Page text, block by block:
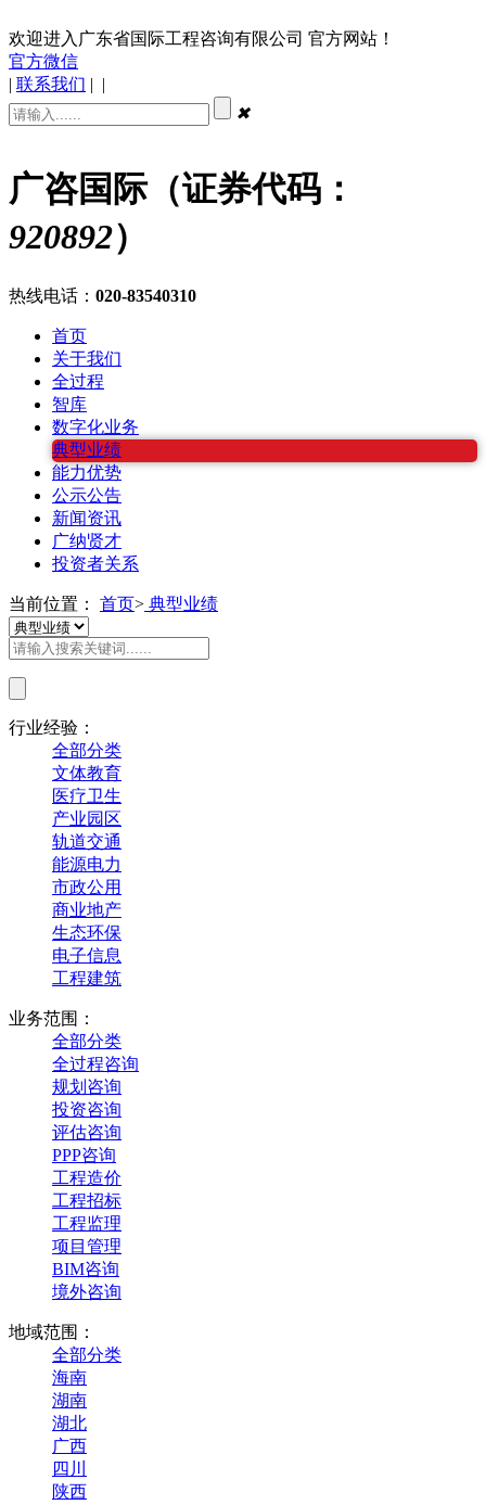
欢迎进入广东省国际工程咨询有限公司 官方网站！
官方微信
| 联系我们 | |
✖
广咨国际（证券代码：
920892）
热线电话： 020-83540310
首页
关于我们
全过程
智库
数字化业务
典型业绩
能力优势
公示公告
新闻资讯
广纳贤才
投资者关系
当前位置： 首页> 典型业绩
行业经验：
全部分类
文体教育
医疗卫生
产业园区
轨道交通
能源电力
市政公用
商业地产
生态环保
电子信息
工程建筑
业务范围：
全部分类
全过程咨询
规划咨询
投资咨询
评估咨询
PPP咨询
工程造价
工程招标
工程监理
项目管理
BIM咨询
境外咨询
地域范围：
全部分类
海南
湖南
湖北
广西
四川
陕西